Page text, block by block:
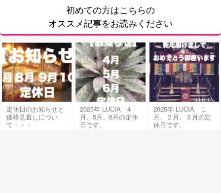
初めての方はこちらの
オススメ記事をお読みください
定休日のお知らせと
価格見直しについ
て・・・
2025年 LUCIA 4
月、5月、6月の定休
日です。
2025年 LUCIA １
月、２月、３月の定
休日です。